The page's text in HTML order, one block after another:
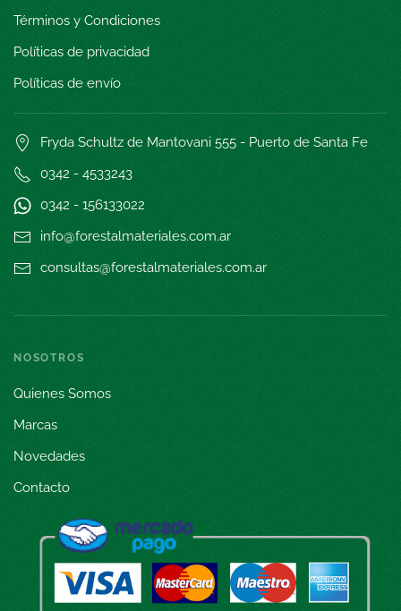
Términos y Condiciones
Políticas de privacidad
Políticas de envío
Fryda Schultz de Mantovani 555 - Puerto de Santa Fe
0342 - 4533243
0342 - 156133022
info@forestalmateriales.com.ar
consultas@forestalmateriales.com.ar
NOSOTROS
Quienes Somos
Marcas
Novedades
Contacto